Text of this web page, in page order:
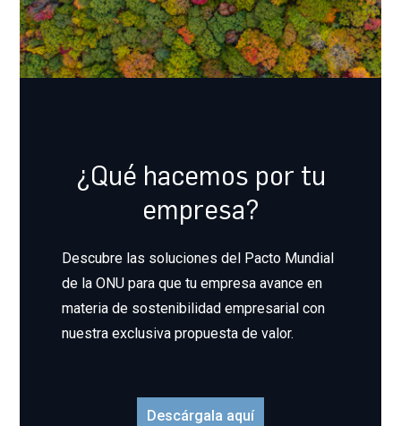
¿Qué hacemos por tu
empresa?
Descubre las soluciones del Pacto Mundial
de la ONU para que tu empresa avance en
materia de sostenibilidad empresarial con
nuestra exclusiva propuesta de valor.
Descárgala aquí